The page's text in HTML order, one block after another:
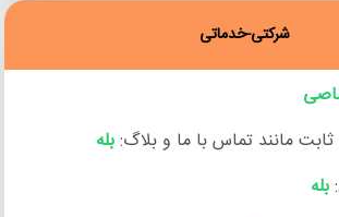
شرکتی-خدماتی
مانند تماس با ما و بلاگ:بله
بله